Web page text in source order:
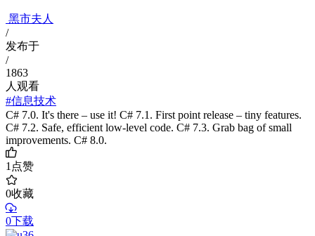
黑市夫人
/
发布于
/
1863
人观看
#信息技术
C# 7.0. It's there – use it! C# 7.1. First point release – tiny features.
C# 7.2. Safe, efficient low-level code. C# 7.3. Grab bag of small
improvements. C# 8.0.
1点赞
0收藏
0下载